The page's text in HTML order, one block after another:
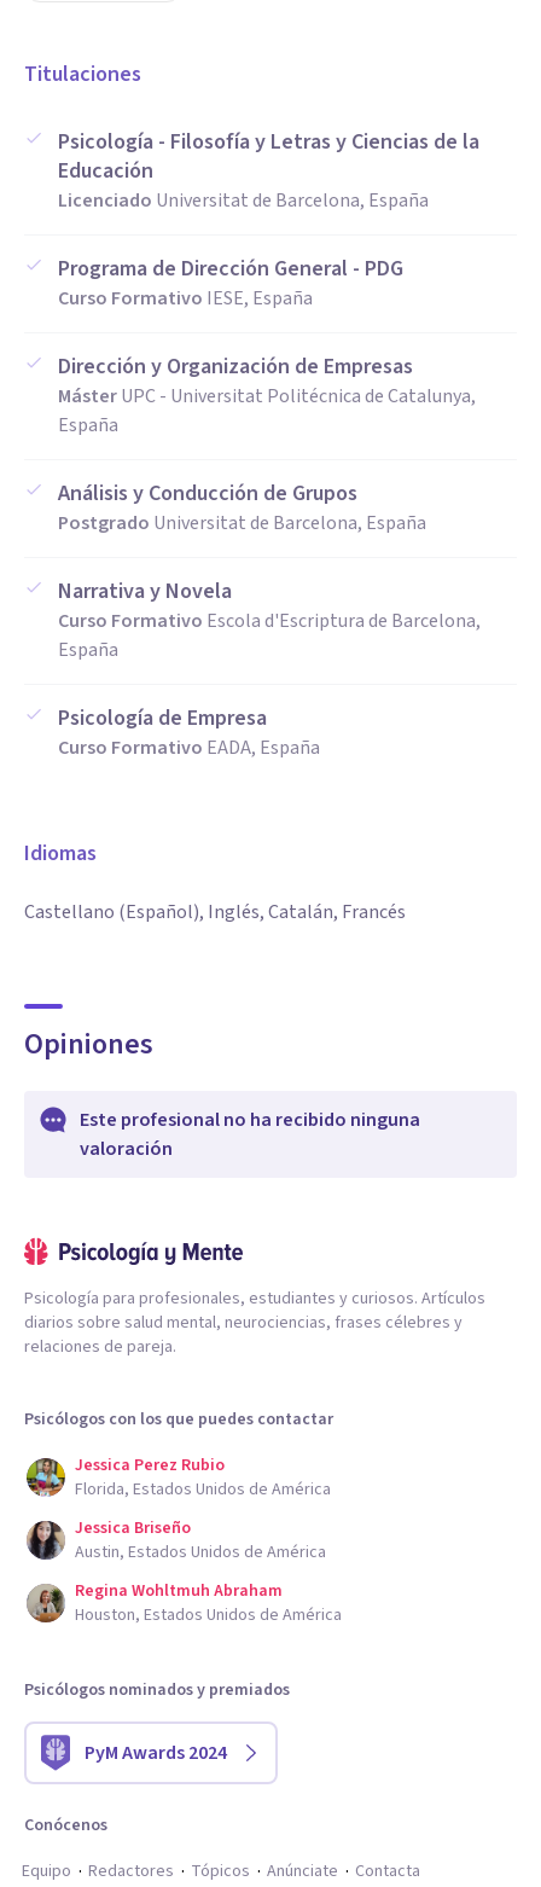
Titulaciones
Psicología - Filosofía y Letras y Ciencias de la
Educación
Licenciado Universitat de Barcelona, España
Programa de Dirección General - PDG
Curso Formativo IESE, España
Dirección y Organización de Empresas
MásterUPC - Universitat Politécnica de Catalunya,
España
Análisis y Conducción de Grupos
Postgrado Universitat de Barcelona, España
Narrativa y Novela
Curso Formativo Escola d'Escriptura de Barcelona,
España
Psicología de Empresa
Curso Formativo EADA, España
Idiomas
Castellano (Español), Inglés, Catalán, Francés
Opiniones
Este profesional no ha recibido ninguna
valoración
Psicología para profesionales, estudiantes y curiosos. Artículos
diarios sobre salud mental, neurociencias, frases célebres y
relaciones de pareja.
Psicólogos con los que puedes contactar
Jessica Perez Rubio
Florida, Estados Unidos de América
Jessica Briseño
Austin, Estados Unidos de América
Regina Wohltmuh Abraham
Houston, Estados Unidos de América
Psicólogos nominados y premiados
PyM Awards 2024
Conócenos
Equipo
Redactores Tópicos Anúnciate Contacta